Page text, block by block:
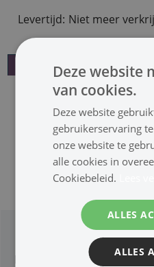
Levertijd: Niet meer
Beschrijving Meer
Dit product is
leverbaar
Bekijk
Overzicht
Klantenservice
Deze website
van cookies.
Deze website
gebruikerservaring
onze website te
alle cookies in
Cookiebeleid.
ALLES
ALLES